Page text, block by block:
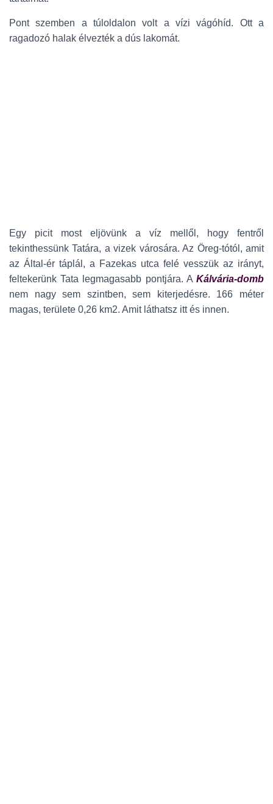
Pont szemben a túloldalon volt a vízi vágóhíd. Ott a
ragadozó halak élvezték a dús lakomát.
Egy picit most eljövünk a víz mellől, hogy fentről
tekinthessünk Tatára, a vizek városára. Az Öreg-tótól, amit
az Által-ér táplál, a Fazekas utca felé vesszük az irányt,
feltekerünk Tata legmagasabb pontjára. A Kálvária-domb
nem nagy sem szintben, sem kiterjedésre. 166 méter
magas, területe 0,26 km2. Amit láthatsz itt és innen.